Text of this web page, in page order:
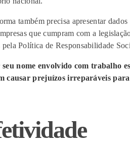
também precisa apresentar dados
que cumpram com a
pela Política de Responsabilidade
nome envolvido com trabalho
causar prejuízos irreparáveis